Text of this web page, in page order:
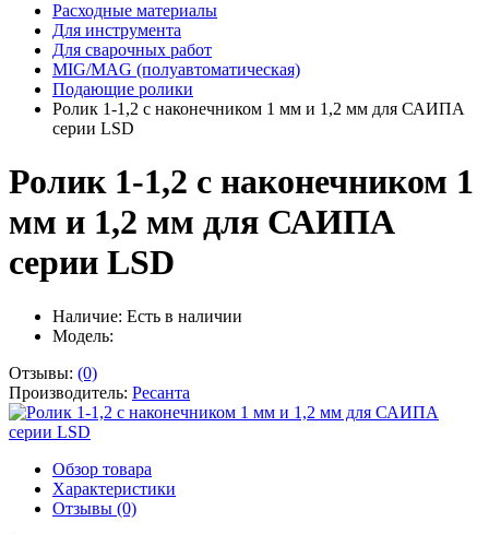
Расходные материалы
Для инструмента
Для сварочных работ
MIG/MAG (полуавтоматическая)
Подающие ролики
Ролик 1-1,2 с наконечником 1 мм и 1,2 мм для САИПА
серии LSD
Ролик 1-1,2 с наконечником 1
мм и 1,2 мм для САИПА
серии LSD
Наличие: Есть в наличии
Модель:
Отзывы: (0)
Производитель: Ресанта
Обзор товара
Характеристики
Отзывы (0)